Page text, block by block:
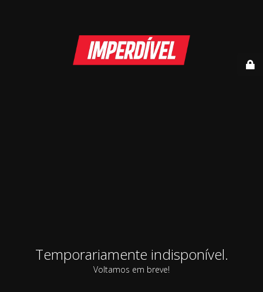
Temporariamente indisponível.
Voltamos em breve!